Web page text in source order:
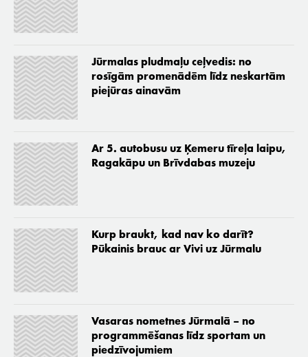
Jūrmalas pludmaļu ceļvedis: no
rosīgām promenādēm līdz neskartām
piejūras ainavām
Ar 5. autobusu uz Ķemeru tīreļa laipu,
Ragakāpu un Brīvdabas muzeju
Kurp braukt, kad nav ko darīt?
Pūkainis brauc ar Vivi uz Jūrmalu
Vasaras nometnes Jūrmalā – no
programmēšanas līdz sportam un
piedzīvojumiem